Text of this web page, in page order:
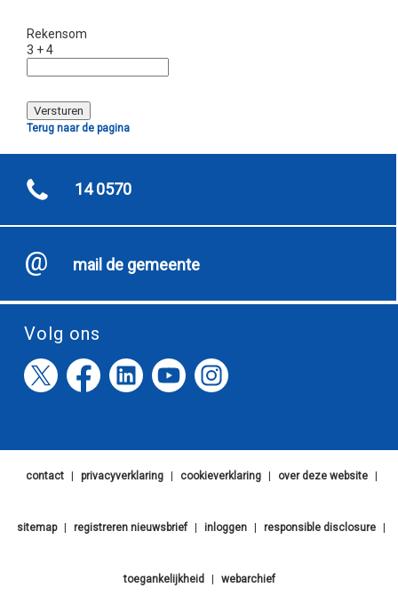
Rekensom
3 + 4
Terug naar de pagina
14 0570
mail de gemeente
Volg ons
contact privacyverklaring cookieverklaring over deze website
sitemap registreren nieuwsbrief inloggen responsible disclosure
toegankelijkheid webarchief